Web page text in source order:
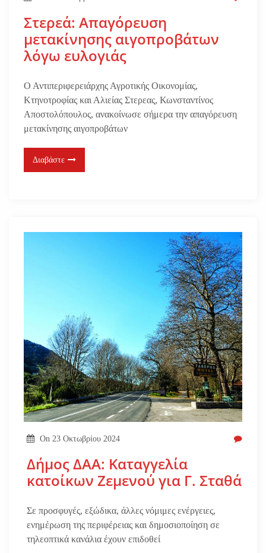
Στερεά: Απαγόρευση
μετακίνησης αιγοπροβάτων
λόγω ευλογιάς
Ο Αντιπεριφερειάρχης Αγροτικής Οικονομίας,
Κτηνοτροφίας και Αλιείας Στερεας, Κωνσταντίνος
Αποστολόπουλος, ανακοίνωσε σήμερα την απαγόρευση
μετακίνησης αιγοπροβάτων
Διαβάστε
On 23 Οκτωβρίου 2024
Δήμος ΔΑΑ: Καταγγελία
κατοίκων Ζεμενού για Γ. Σταθά
Σε προσφυγές, εξώδικα, άλλες νόμιμες ενέργειες,
ενημέρωση της περιφέρειας και δημοσιοποίηση σε
τηλεοπτικά κανάλια έχουν επιδοθεί